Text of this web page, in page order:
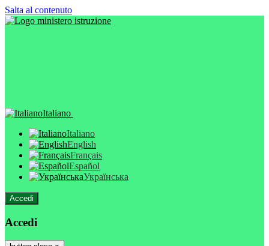
Salta al contenuto
Italiano
Italiano
English
Français
Español
Українська
Accedi
Accedi